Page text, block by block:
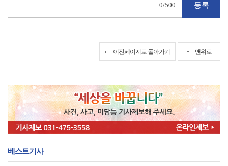
0/500
이전페이지로 돌아가기 맨위로
베스트기사